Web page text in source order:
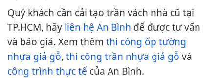
Quý khách cần cải tạo trần vách nhà cũ tại
TP.HCM, hãy liên hệ An Bình để được tư vấn
và báo giá. Xem thêm thi công ốp tường
nhựa giả gỗ, thi công trần nhựa giả gỗ và
công trình thực tế của An Bình.